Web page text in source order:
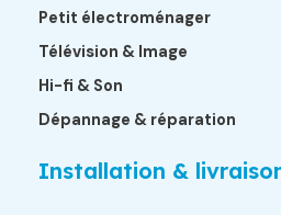
Petit électroménager
Télévision & Image
Hi-fi & Son
Dépannage & réparation
Installation &